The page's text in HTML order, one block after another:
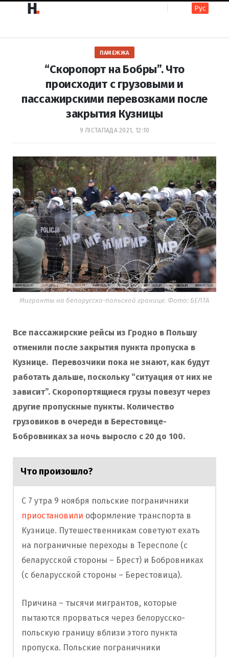
c
e
b
o
o
k
s
a
g
r
a
Рус
ПАМЕЖЖА
“Скоропорт на Бобры”. Что
происходит с грузовыми и
пассажирскими перевозками после
закрытия Кузницы
9 ЛІСТАПАДА 2021, 12:10
Мигранты на белорусско-польской границе. Фото: БЕЛТА
Все пассажирские рейсы из Гродно в Польшу
отменили после закрытия пункта пропуска в
Кузнице. Перевозчики пока не знают, как будут
работать дальше, поскольку “ситуация от них не
зависит”. Скоропортящиеся грузы повезут через
другие пропускные пункты. Количество
грузовиков в очереди в Берестовице-
Бобровниках за ночь выросло с 20 до 100.
Что произошло?
С 7 утра 9 ноября польские пограничники
приостановили оформление транспорта в
Кузнице. Путешественникам советуют ехать
на пограничные переходы в Тересполе (с
беларусской стороны – Брест) и Бобровниках
(с беларусской стороны – Берестовица).
Причина – тысячи мигрантов, которые
пытаются прорваться через белорусско-
польскую границу вблизи этого пункта
пропуска. Польские пограничники